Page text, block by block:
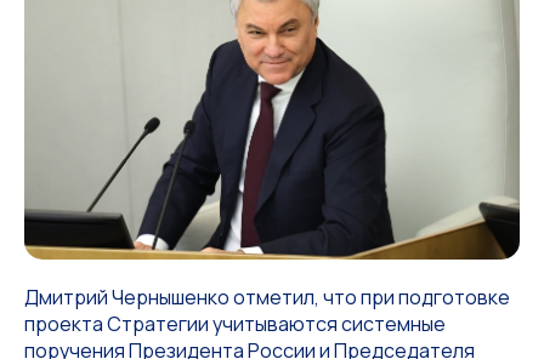
Дмитрий Чернышенко отметил, что при подготовке
проекта Стратегии учитываются системные
поручения Президента России и Председателя